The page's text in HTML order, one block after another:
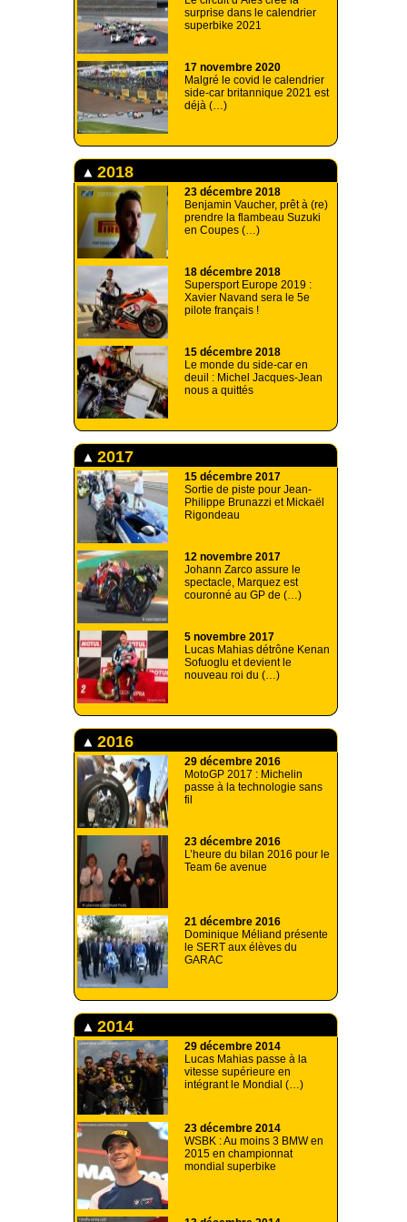
surprise dans le calendrier
superbike 2021
17 novembre 2020
Malgré le covid le calendrier
side-car britannique 2021 est
déjà (…)
2018
23 décembre 2018
Benjamin Vaucher, prêt à (re)
prendre la flambeau Suzuki
en Coupes (…)
18 décembre 2018
Supersport Europe 2019 :
Xavier Navand sera le 5e
pilote français !
15 décembre 2018
Le monde du side-car en
deuil : Michel Jacques-Jean
nous a quittés
2017
15 décembre 2017
Sortie de piste pour Jean-
Philippe Brunazzi et Mickaël
Rigondeau
12 novembre 2017
Johann Zarco assure le
spectacle, Marquez est
couronné au GP de (…)
5 novembre 2017
Lucas Mahias détrône Kenan
Sofuoglu et devient le
nouveau roi du (…)
2016
29 décembre 2016
MotoGP 2017 : Michelin
passe à la technologie sans
fil
23 décembre 2016
L’heure du bilan 2016 pour le
Team 6e avenue
21 décembre 2016
Dominique Méliand présente
le SERT aux élèves du
GARAC
2014
29 décembre 2014
Lucas Mahias passe à la
vitesse supérieure en
intégrant le Mondial (…)
23 décembre 2014
WSBK : Au moins 3 BMW en
2015 en championnat
mondial superbike